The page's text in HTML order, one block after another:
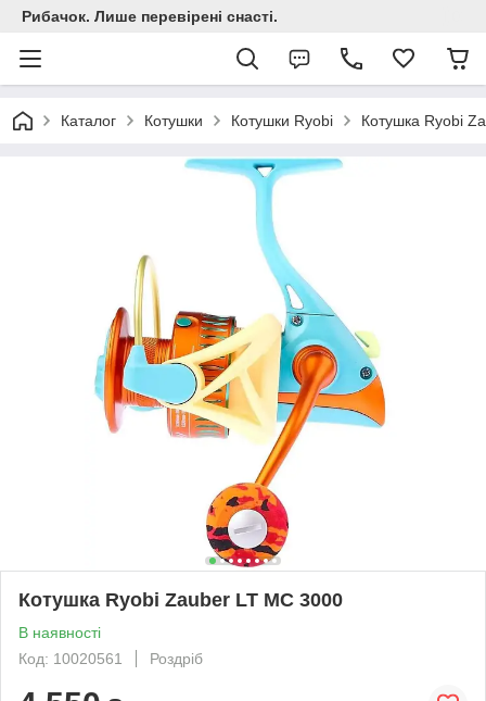
Рибачок. Лише перевірені снасті.
Каталог Котушки Котушки Ryobi Котушка Ryobi
Котушка Ryobi Zauber LT MC 3000
В наявності
Код: 10020561
Роздріб